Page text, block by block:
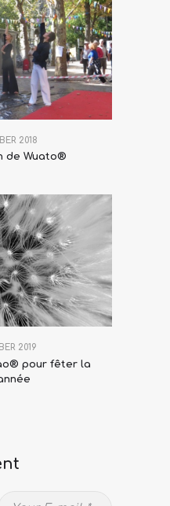
2018
de Wuato®
2019
pour fêter la